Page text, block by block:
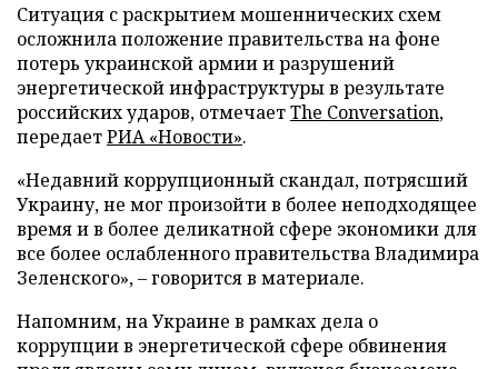
Ситуация с раскрытием мошеннических схем
осложнила положение правительства на фоне
потерь украинской армии и разрушений
энергетической инфраструктуры в результате
российских ударов, отмечаетThe Conversation,
передаетРИА «Новости».
«Недавний коррупционный скандал, потрясший
Украину, не мог произойти в более неподходящее
время и в более деликатной сфере экономики для
все более ослабленного правительства Владимира
Зеленского», – говорится в материале.
Напомним, на Украине в рамках дела о
коррупции в энергетической сфере обвинения